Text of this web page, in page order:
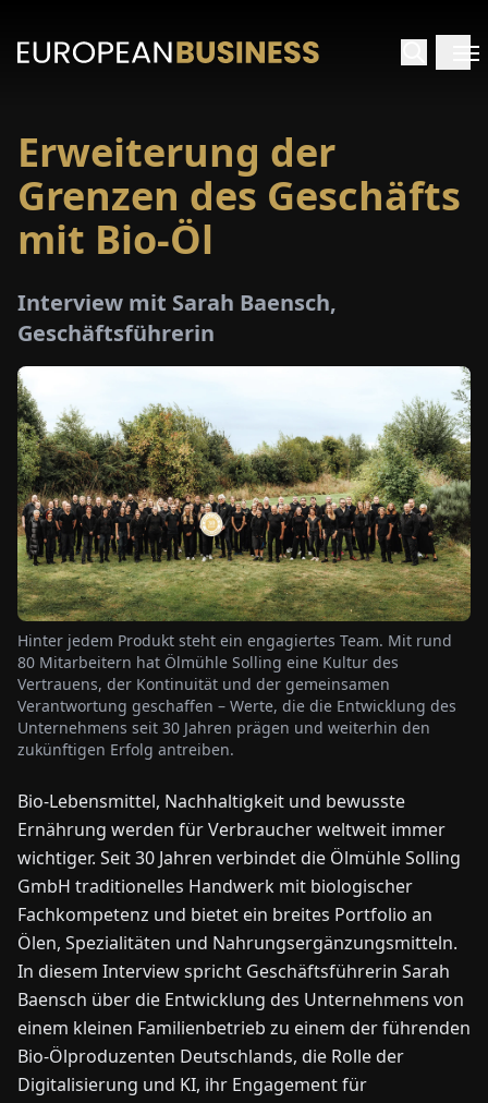
PAPER
NEWS
ÜBER
UNS
ENDEFRESITNLPLHU
ZU
Erweiterung der
Grenzen des Geschäfts
mit Bio-Öl
Interview mit Sarah Baensch,
Geschäftsführerin
Hinter jedem Produkt steht ein engagiertes Team. Mit rund
80 Mitarbeitern hat Ölmühle Solling eine Kultur des
Vertrauens, der Kontinuität und der gemeinsamen
Verantwortung geschaffen – Werte, die die Entwicklung des
Unternehmens seit 30 Jahren prägen und weiterhin den
zukünftigen Erfolg antreiben.
Bio-Lebensmittel, Nachhaltigkeit und bewusste
Ernährung werden für Verbraucher weltweit immer
wichtiger. Seit 30 Jahren verbindet die Ölmühle Solling
GmbH traditionelles Handwerk mit biologischer
Fachkompetenz und bietet ein breites Portfolio an
Ölen, Spezialitäten und Nahrungsergänzungsmitteln.
In diesem Interview spricht Geschäftsführerin Sarah
Baensch über die Entwicklung des Unternehmens von
einem kleinen Familienbetrieb zu einem der führenden
Bio-Ölproduzenten Deutschlands, die Rolle der
Digitalisierung und KI, ihr Engagement für